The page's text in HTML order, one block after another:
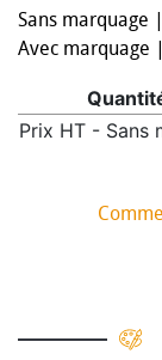
d’une couche
Sans marquage |
Avec marquage |
Prix HT - Sans